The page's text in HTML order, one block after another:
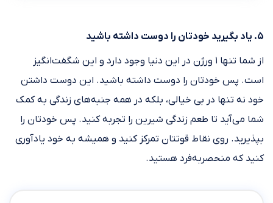
۵. یاد بگیرید خودتان را دوست داشته باشید
از شما تنها ۱ ورژن در این دنیا وجود دارد و این شگفت‌انگیز
است. پس خودتان را دوست داشته باشید. این دوست داشتن
خود نه تنها در بی خیالی، بلکه در همه جنبه‌های زندگی به کمک
شما می‌آید تا طعم زندگی شیرین را تجربه کنید. پس خودتان را
بپذیرید. روی نقاط قوتتان تمرکز کنید و همیشه به خود یادآوری
کنید که منحصربه‌فرد هستید.